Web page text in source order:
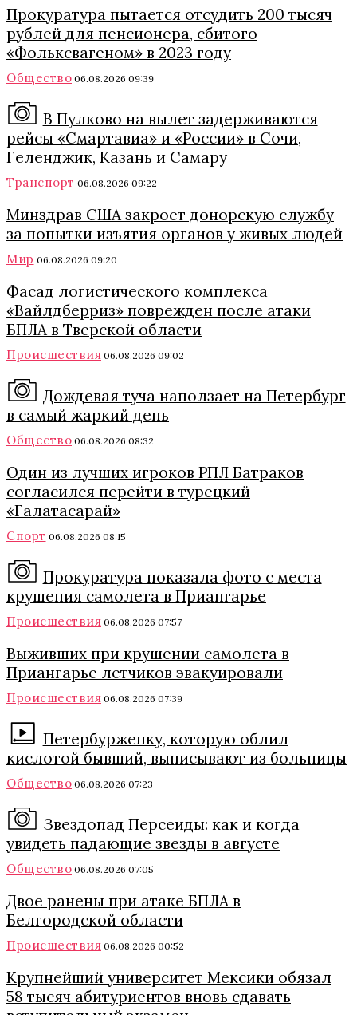
Прокуратура пытается отсудить 200 тысяч
рублей для пенсионера, сбитого
«Фольксвагеном» в 2023 году
Общество 06.08.2026 09:39
В Пулково на вылет задерживаются
рейсы «Смартавиа» и «России» в Сочи,
Геленджик, Казань и Самару
Транспорт 06.08.2026 09:22
Минздрав США закроет донорскую службу
за попытки изъятия органов у живых людей
Мир 06.08.2026 09:20
Фасад логистического комплекса
«Вайлдберриз» поврежден после атаки
БПЛА в Тверской области
Происшествия 06.08.2026 09:02
Дождевая туча наползает на Петербург
в самый жаркий день
Общество 06.08.2026 08:32
Один из лучших игроков РПЛ Батраков
согласился перейти в турецкий
«Галатасарай»
Спорт 06.08.2026 08:15
Прокуратура показала фото с места
крушения самолета в Приангарье
Происшествия 06.08.2026 07:57
Выживших при крушении самолета в
Приангарье летчиков эвакуировали
Происшествия 06.08.2026 07:39
Петербурженку, которую облил
кислотой бывший, выписывают из больницы
Общество 06.08.2026 07:23
Звездопад Персеиды: как и когда
увидеть падающие звезды в августе
Общество 06.08.2026 07:05
Двое ранены при атаке БПЛА в
Белгородской области
Происшествия 06.08.2026 00:52
Крупнейший университет Мексики обязал
58 тысяч абитуриентов вновь сдавать